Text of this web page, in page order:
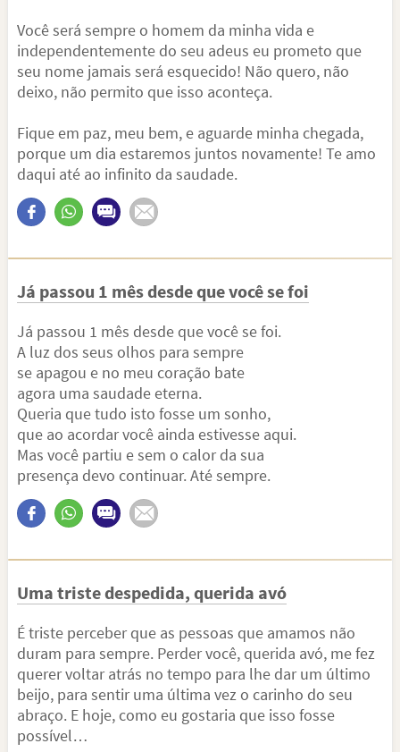
Você será sempre o homem da minha vida e
independentemente do seu adeus eu prometo que
seu nome jamais será esquecido! Não quero, não
deixo, não permito que isso aconteça.
Fique em paz, meu bem, e aguarde minha chegada,
porque um dia estaremos juntos novamente! Te amo
daqui até ao infinito da saudade.
Já passou 1 mês desde que você se foi
Já passou 1 mês desde que você se foi.
A luz dos seus olhos para sempre
se apagou e no meu coração bate
agora uma saudade eterna.
Queria que tudo isto fosse um sonho,
que ao acordar você ainda estivesse aqui.
Mas você partiu e sem o calor da sua
presença devo continuar. Até sempre.
Uma triste despedida, querida avó
É triste perceber que as pessoas que amamos não
duram para sempre. Perder você, querida avó, me fez
querer voltar atrás no tempo para lhe dar um último
beijo, para sentir uma última vez o carinho do seu
abraço. E hoje, como eu gostaria que isso fosse
possível…